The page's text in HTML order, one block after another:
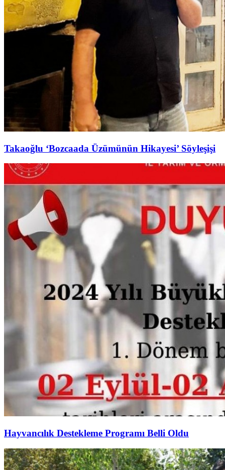
Takaoğlu ‘Bozcaada Üzümünün Hikayesi’ Söyleşişi
Hayvancılık Destekleme Programı Belli Oldu